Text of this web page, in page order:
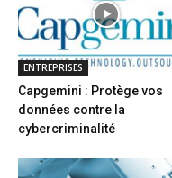
ENTREPRISES
Capgemini : Protège vos
données contre la
cybercriminalité